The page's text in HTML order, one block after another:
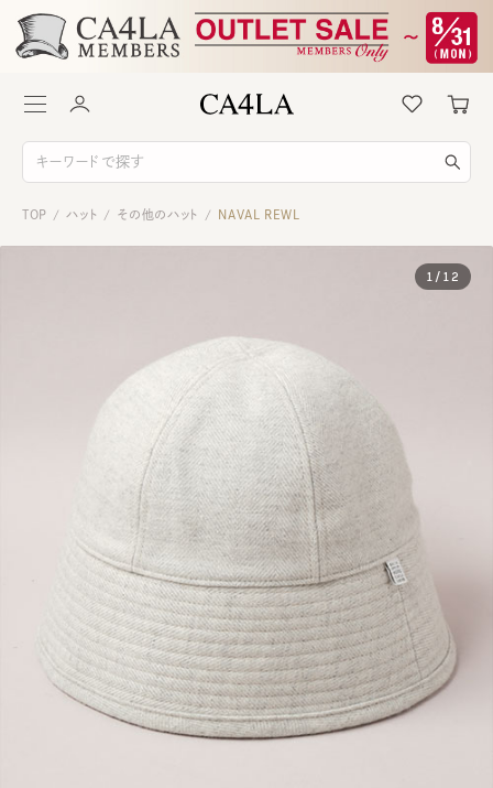
TOP / ハット / その他のハット / NAVAL REWL
1 / 12